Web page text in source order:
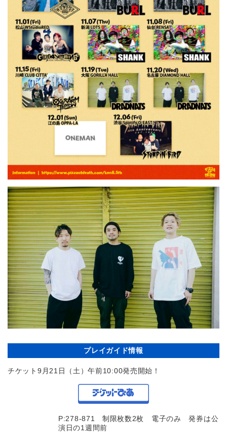
プレイガイド情報
チケット9月21日（土）午前10:00発売開始！
P:278-871 制限枚数2枚 電子のみ 発券は公
演日の1週間前